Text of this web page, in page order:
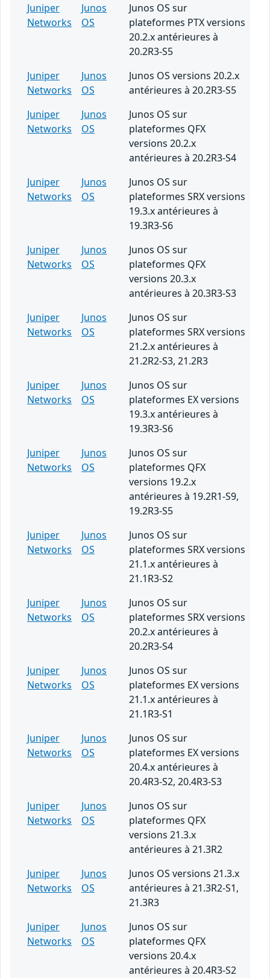
Juniper
Networks
Junos
OS
Junos OS sur
plateformes PTX versions
20.2.x antérieures à
20.2R3-S5
Juniper
Networks
Junos
OS
Junos OS versions 20.2.x
antérieures à 20.2R3-S5
Juniper
Networks
Junos
OS
Junos OS sur
plateformes QFX
versions 20.2.x
antérieures à 20.2R3-S4
Juniper
Networks
Junos
OS
Junos OS sur
plateformes SRX versions
19.3.x antérieures à
19.3R3-S6
Juniper
Networks
Junos
OS
Junos OS sur
plateformes QFX
versions 20.3.x
antérieures à 20.3R3-S3
Juniper
Networks
Junos
OS
Junos OS sur
plateformes SRX versions
21.2.x antérieures à
21.2R2-S3, 21.2R3
Juniper
Networks
Junos
OS
Junos OS sur
plateformes EX versions
19.3.x antérieures à
19.3R3-S6
Juniper
Networks
Junos
OS
Junos OS sur
plateformes QFX
versions 19.2.x
antérieures à 19.2R1-S9,
19.2R3-S5
Juniper
Networks
Junos
OS
Junos OS sur
plateformes SRX versions
21.1.x antérieures à
21.1R3-S2
Juniper
Networks
Junos
OS
Junos OS sur
plateformes SRX versions
20.2.x antérieures à
20.2R3-S4
Juniper
Networks
Junos
OS
Junos OS sur
plateformes EX versions
21.1.x antérieures à
21.1R3-S1
Juniper
Networks
Junos
OS
Junos OS sur
plateformes EX versions
20.4.x antérieures à
20.4R3-S2, 20.4R3-S3
Juniper
Networks
Junos
OS
Junos OS sur
plateformes QFX
versions 21.3.x
antérieures à 21.3R2
Juniper
Networks
Junos
OS
Junos OS versions 21.3.x
antérieures à 21.3R2-S1,
21.3R3
Juniper
Networks
Junos
OS
Junos OS sur
plateformes QFX
versions 20.4.x
antérieures à 20.4R3-S2